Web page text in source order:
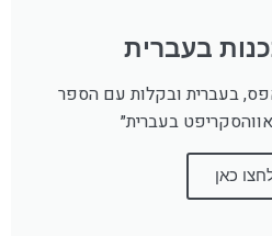
בעברית
בעברית ובקלות עם הספר
בעברית״
כאן